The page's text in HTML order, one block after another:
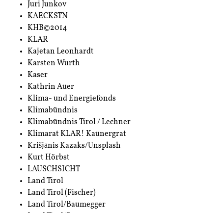
Juri Junkov
KAECKSTN
KHB©2014
KLAR
Kajetan Leonhardt
Karsten Wurth
Kaser
Kathrin Auer
Klima- und Energiefonds
Klimabündnis
Klimabündnis Tirol / Lechner
Klimarat KLAR! Kaunergrat
Krišjānis Kazaks/Unsplash
Kurt Hörbst
LAUSCHSICHT
Land Tirol
Land Tirol (Fischer)
Land Tirol/Baumegger